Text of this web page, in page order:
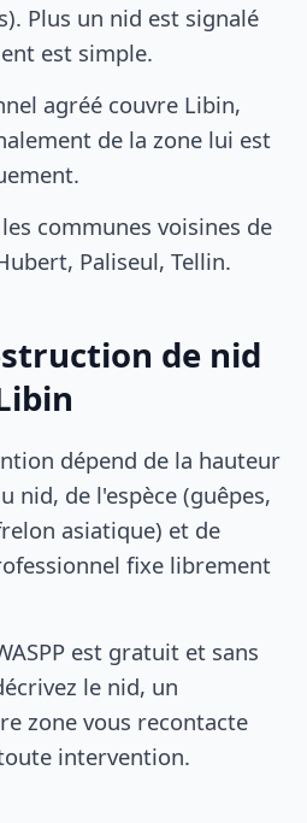
Plus un nid est signalé
est simple.
agréé couvre Libin,
de la zone lui est
communes voisines de
Paliseul, Tellin.
de nid
dépend de la hauteur
nid, de l'espèce (guêpes,
asiatique) et de
fixe librement
est gratuit et sans
le nid, un
zone vous recontacte
intervention.